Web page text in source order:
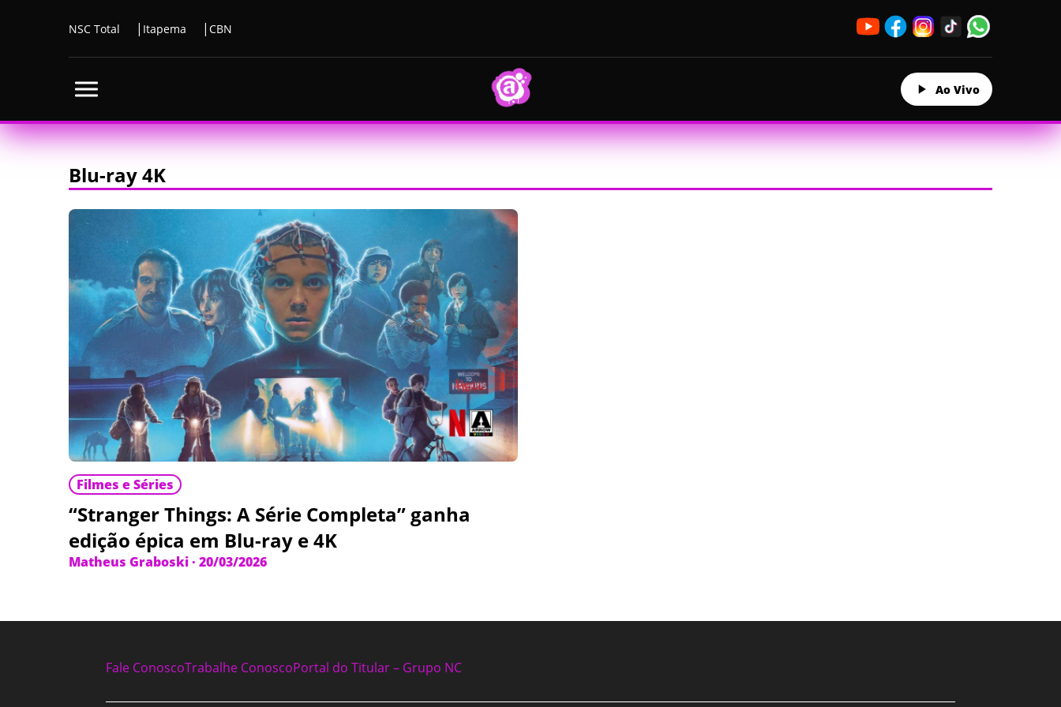
NSC Total Itapema CBN
Ao Vivo
Blu-ray 4K
Filmes e Séries
“Stranger Things: A Série Completa” ganha
edição épica em Blu-ray e 4K
Matheus Graboski· 20/03/2026
Fale ConoscoTrabalhe ConoscoPortal do Titular – Grupo NC